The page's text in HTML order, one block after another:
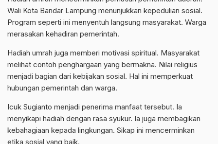
Wali Kota Bandar Lampung menunjukkan kepedulian sosial.
Program seperti ini menyentuh langsung masyarakat. Warga
merasakan kehadiran pemerintah.
Hadiah umrah juga memberi motivasi spiritual. Masyarakat
melihat contoh penghargaan yang bermakna. Nilai religius
menjadi bagian dari kebijakan sosial. Hal ini memperkuat
hubungan pemerintah dan warga.
Icuk Sugianto menjadi penerima manfaat tersebut. Ia
menyikapi hadiah dengan rasa syukur. Ia juga membagikan
kebahagiaan kepada lingkungan. Sikap ini mencerminkan
etika sosial yang baik.